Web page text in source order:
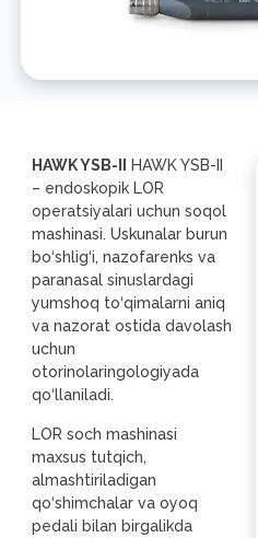
HAWK YSB-II
HAWK YSB-II
– endoskopik LOR
operatsiyalari uchun soqol
mashinasi. Uskunalar burun
bo‘shlig‘i, nazofarenks va
paranasal sinuslardagi
yumshoq to‘qimalarni aniq
va nazorat ostida davolash
uchun
otorinolaringologiyada
qo‘llaniladi.
LOR soch mashinasi
maxsus tutqich,
almashtiriladigan
qo‘shimchalar va oyoq
pedali bilan birgalikda